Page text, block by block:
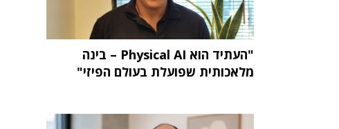
"העתיד הוא Physical AI – בינה
מלאכותית שפועלת בעולם הפיזי"